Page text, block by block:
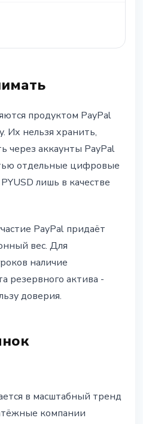
продуктом PayPal
Их нельзя хранить,
через аккаунты PayPal
отдельные цифровые
лишь в качестве
PayPal придаёт
вес. Для
наличие
резервного актива -
доверия.
в масштабный тренд
компании